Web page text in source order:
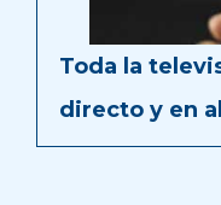
Toda la
directo y en